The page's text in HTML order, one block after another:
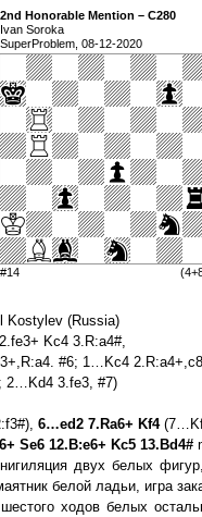
2nd Honorable Mention – C280
Ivan Soroka
SuperProblem, 08-12-2020
#14
Kostylev (Russia)
Kc4 3.R:a4#,
#6; 1…Kc4
2…Kd4 3.fe3, #7)
6…ed2 7.Ra6+ Kf4
Se6 12.B:e6+ Kc5 13.Bd4#
двух белых
белой ладьи, игра
ходов белых